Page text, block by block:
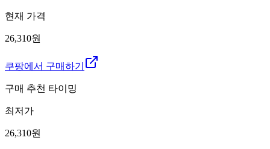
현재 가격
26,310원
쿠팡에서 구매하기
구매 추천 타이밍
최저가
26,310원